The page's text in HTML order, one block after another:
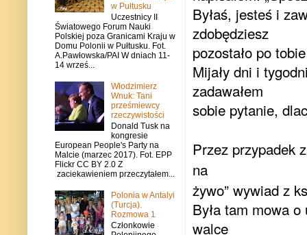
Byłaś, jesteś i
zdobędziesz
pozostało po
Mijały dni i
zadawałem
sobie pytanie,
Przez przypadek
na
żywo” wywiad z
Była tam mowa
walce
w Pułtusku
Uczestnicy II
Światowego Forum Nauki
Polskiej poza Granicami Kraju w
Domu Polonii w Pułtusku. Fot.
A.Pawłowska/PAI W dniach 11-
14 wrześ...
Włodzimierz
Wnuk: Tani
prześmiewcy
rzeczywistości
Donald Tusk na
kongresie
European People's Party na
Malcie (marzec 2017). Fot. EPP
Flickr CC BY 2.0 Z
zaciekawieniem przeczytałem...
Polonia w Antalyi
(Turcja).
Rozmowa 1
Członkowie